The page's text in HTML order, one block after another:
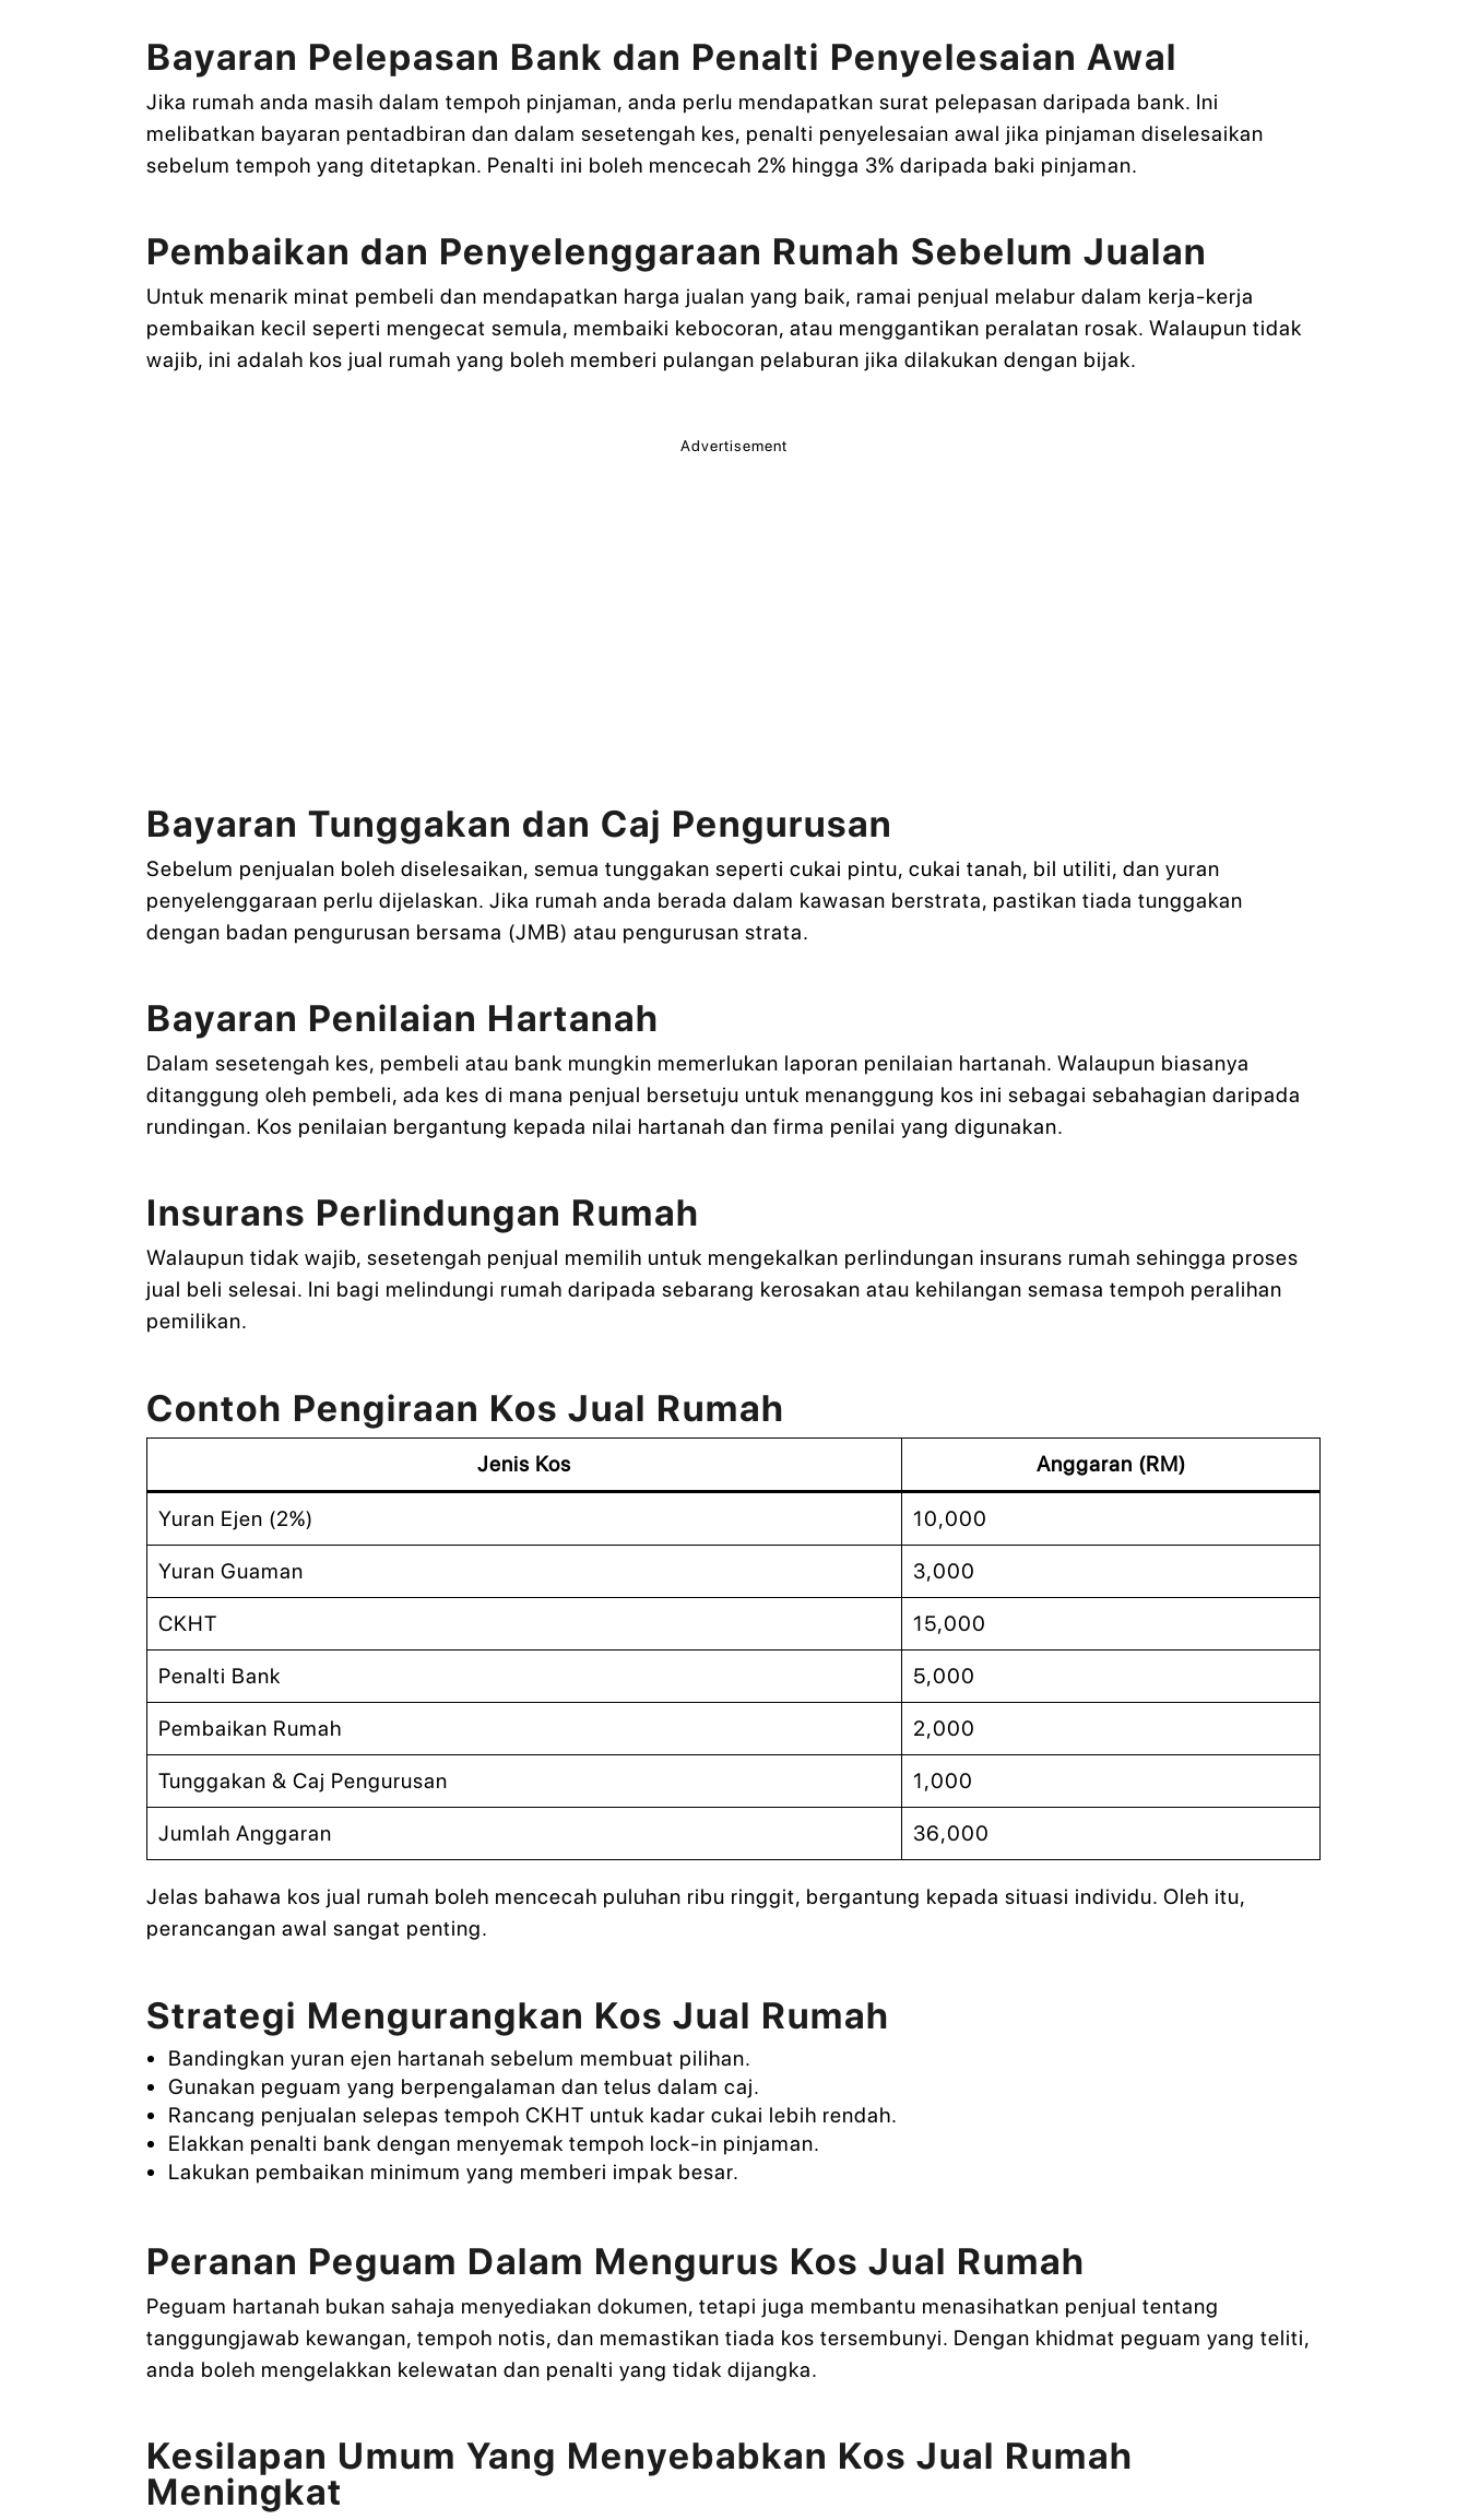
Bayaran Pelepasan Bank dan Penalti Penyelesaian Awal
Jika rumah anda masih dalam tempoh pinjaman, anda perlu mendapatkan surat pelepasan daripada bank. Ini
melibatkan bayaran pentadbiran dan dalam sesetengah kes, penalti penyelesaian awal jika pinjaman diselesaikan
sebelum tempoh yang ditetapkan. Penalti ini boleh mencecah 2% hingga 3% daripada baki pinjaman.
Pembaikan dan Penyelenggaraan Rumah Sebelum Jualan
Untuk menarik minat pembeli dan mendapatkan harga jualan yang baik, ramai penjual melabur dalam kerja-kerja
pembaikan kecil seperti mengecat semula, membaiki kebocoran, atau menggantikan peralatan rosak. Walaupun tidak
wajib, ini adalah kos jual rumah yang boleh memberi pulangan pelaburan jika dilakukan dengan bijak.
Advertisement
Bayaran Tunggakan dan Caj Pengurusan
Sebelum penjualan boleh diselesaikan, semua tunggakan seperti cukai pintu, cukai tanah, bil utiliti, dan yuran
penyelenggaraan perlu dijelaskan. Jika rumah anda berada dalam kawasan berstrata, pastikan tiada tunggakan
dengan badan pengurusan bersama (JMB) atau pengurusan strata.
Bayaran Penilaian Hartanah
Dalam sesetengah kes, pembeli atau bank mungkin memerlukan laporan penilaian hartanah. Walaupun biasanya
ditanggung oleh pembeli, ada kes di mana penjual bersetuju untuk menanggung kos ini sebagai sebahagian daripada
rundingan. Kos penilaian bergantung kepada nilai hartanah dan firma penilai yang digunakan.
Insurans Perlindungan Rumah
Walaupun tidak wajib, sesetengah penjual memilih untuk mengekalkan perlindungan insurans rumah sehingga proses
jual beli selesai. Ini bagi melindungi rumah daripada sebarang kerosakan atau kehilangan semasa tempoh peralihan
pemilikan.
Contoh Pengiraan Kos Jual Rumah
Jenis Kos Anggaran (RM)
Yuran Ejen (2%) 10,000
Yuran Guaman 3,000
CKHT 15,000
Penalti Bank 5,000
Pembaikan Rumah 2,000
Tunggakan & Caj Pengurusan 1,000
Jumlah Anggaran 36,000
Jelas bahawa kos jual rumah boleh mencecah puluhan ribu ringgit, bergantung kepada situasi individu. Oleh itu,
perancangan awal sangat penting.
Strategi Mengurangkan Kos Jual Rumah
Bandingkan yuran ejen hartanah sebelum membuat pilihan.
Gunakan peguam yang berpengalaman dan telus dalam caj.
Rancang penjualan selepas tempoh CKHT untuk kadar cukai lebih rendah.
Elakkan penalti bank dengan menyemak tempoh lock-in pinjaman.
Lakukan pembaikan minimum yang memberi impak besar.
Peranan Peguam Dalam Mengurus Kos Jual Rumah
Peguam hartanah bukan sahaja menyediakan dokumen, tetapi juga membantu menasihatkan penjual tentang
tanggungjawab kewangan, tempoh notis, dan memastikan tiada kos tersembunyi. Dengan khidmat peguam yang teliti,
anda boleh mengelakkan kelewatan dan penalti yang tidak dijangka.
Kesilapan Umum Yang Menyebabkan Kos Jual Rumah
Meningkat